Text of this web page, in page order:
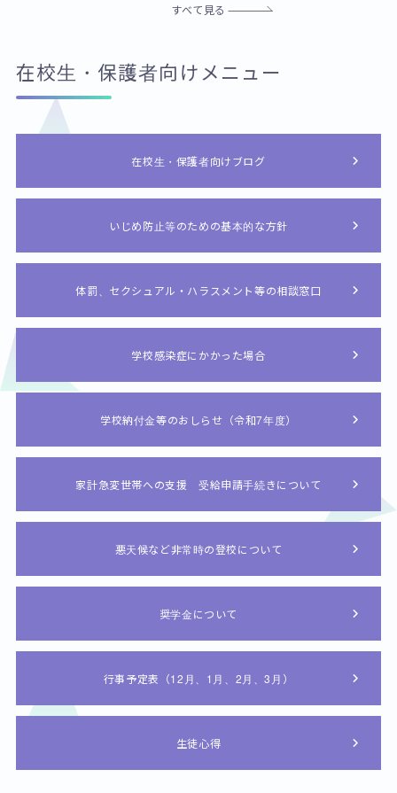
すべて見る
在校生・保護者向けメニュー
在校生・保護者向けブログ
いじめ防止等のための基本的な方針
体罰、セクシュアル・ハラスメント等の相談窓口
学校感染症にかかった場合
学校納付金等のおしらせ（令和7年度）
家計急変世帯への支援 受給申請手続きについて
悪天候など非常時の登校について
奨学金について
行事予定表（12月、1月、2月、3月）
生徒心得